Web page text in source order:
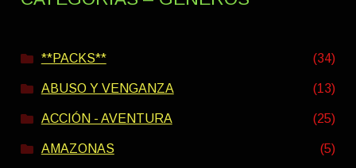
**PACKS** (34)
ABUSO Y VENGANZA (13)
ACCIÓN - AVENTURA (25)
AMAZONAS (5)